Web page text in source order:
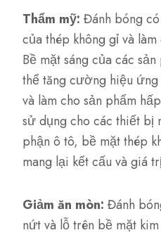
Thẩm mỹ: Đánh bóng
của thép không gỉ và
Bề mặt sáng của các
thể tăng cường hiệu
và làm cho sản phẩm
sử dụng cho các thiết bị
phận ô tô, bề mặt thép
mang lại kết cấu và giá
Giảm ăn mòn:Đánh
nứt và lỗ trên bề mặt